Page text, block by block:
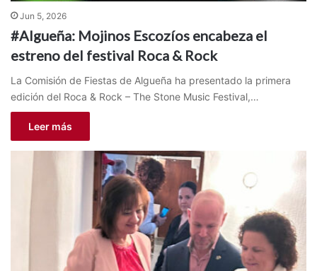
Jun 5, 2026
#Algueña: Mojinos Escozíos encabeza el
estreno del festival Roca & Rock
La Comisión de Fiestas de Algueña ha presentado la primera
edición del Roca & Rock – The Stone Music Festival,…
Leer más